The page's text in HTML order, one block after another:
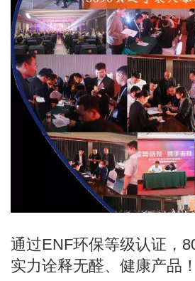
通过ENF环保等级认证，
实力诠释无醛、健康产品！